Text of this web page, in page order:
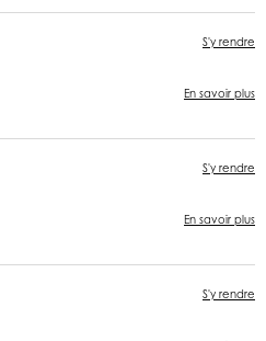
S'y rendre
En savoir plus
S'y rendre
En savoir plus
S'y rendre